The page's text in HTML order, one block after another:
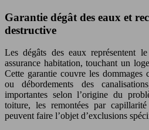
Garantie dégât des eaux et
destructive
Les dégâts des eaux représentent
assurance habitation, touchant un
Cette garantie couvre les dommages
ou débordements des
importantes selon l’origine du
toiture, les remontées par
peuvent faire l’objet d’exclusions